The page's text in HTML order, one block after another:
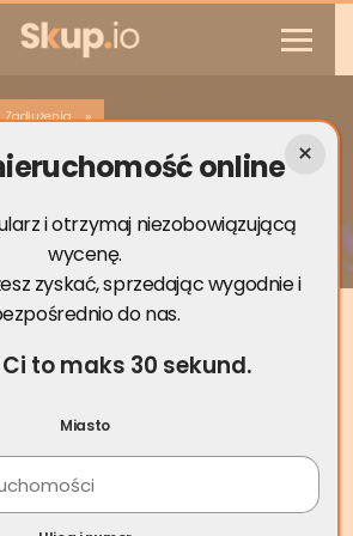
Zadłużenia »
nie może zająć online
i otrzymaj niezobowiązującą
wycenę.
zyskać, sprzedając wygodnie i
do nas.
to maks 30 sekund.
Miasto